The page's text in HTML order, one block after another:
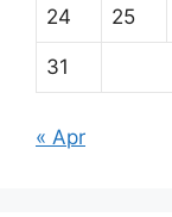
24 25
31
« Apr